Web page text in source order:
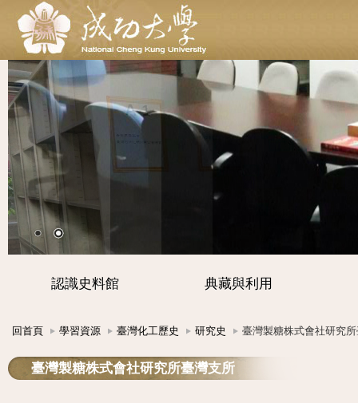
認識史料館 典藏與利用
回首頁 學習資源 臺灣化工歷史 研究史 臺灣製糖株式會社研究
臺灣製糖株式會社研究所臺灣支所